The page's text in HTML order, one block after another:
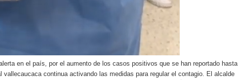
en el país, por el aumento de los casos positivos que se han reportado hasta
vallecaucaca continua activando las medidas para regular el contagio. El alcalde